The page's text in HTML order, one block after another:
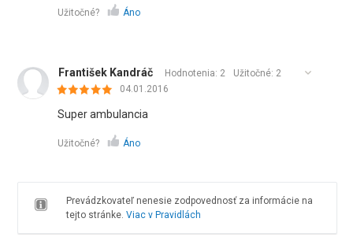
Užitočné? Áno
František Kandráč Hodnotenia: 2 Užitočné: 2
04.01.2016
Super ambulancia
Užitočné? Áno
Prevádzkovateľ nenesie zodpovednosť za informácie na
tejto stránke. Viac v Pravidlách